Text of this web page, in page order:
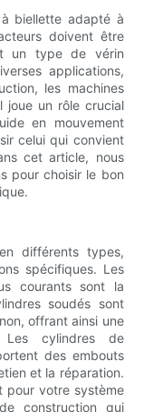
biellette adapté à
doivent être
un type de vérin
applications,
les machines
joue un rôle crucial
en mouvement
celui qui convient
cet article, nous
pour choisir le bon
différents types,
spécifiques. Les
courants sont la
soudés sont
offrant ainsi une
cylindres de
des embouts
et la réparation.
pour votre système
construction qui